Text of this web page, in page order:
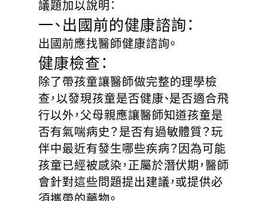
議題加以說明：
一、出國前的健康諮詢：
出國前應找醫師健康諮詢。
健康檢查：
除了帶孩童讓醫師做完整的理學檢
查，以發現孩童是否健康、是否適合飛
行以外，父母親應讓醫師知道孩童是
否有氣喘病史？是否有過敏體質？玩
伴中最近有發生哪些疾病？因為可能
孩童已經被感染，正屬於潛伏期，醫師
會針對這些問題提出建議，或提供必